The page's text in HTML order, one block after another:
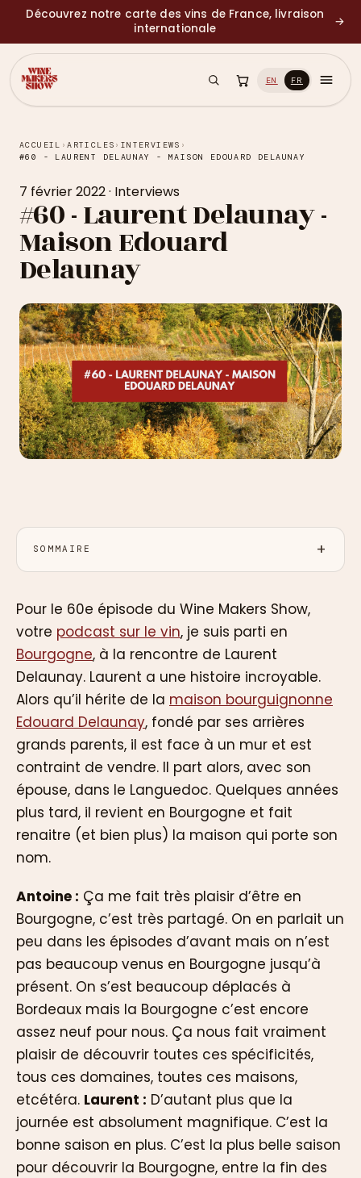
Découvrez notre carte des vins de France, livraison
internationale
→
EN FR
ACCUEIL ›ARTICLES › INTERVIEWS ›
#60 - LAURENT DELAUNAY - MAISON EDOUARD DELAUNAY
7 février 2022· Interviews
#60 - Laurent Delaunay -
Maison Edouard
Delaunay
SOMMAIRE
Pour le 60e épisode du Wine Makers Show,
votre podcast sur le vin, je suis parti en
Bourgogne, à la rencontre de Laurent
Delaunay. Laurent a une histoire incroyable.
Alors qu’il hérite de la maison bourguignonne
Edouard Delaunay, fondé par ses arrières
grands parents, il est face à un mur et est
contraint de vendre. Il part alors, avec son
épouse, dans le Languedoc. Quelques années
plus tard, il revient en Bourgogne et fait
renaitre (et bien plus) la maison qui porte son
nom.
Antoine : Ça me fait très plaisir d’être en
Bourgogne, c’est très partagé. On en parlait un
peu dans les épisodes d’avant mais on n’est
pas beaucoup venus en Bourgogne jusqu’à
présent. On s’est beaucoup déplacés à
Bordeaux mais la Bourgogne c’est encore
assez neuf pour nous. Ça nous fait vraiment
plaisir de découvrir toutes ces spécificités,
tous ces domaines, toutes ces maisons,
etcétéra. Laurent : D’autant plus que la
journée est absolument magnifique. C’est la
bonne saison en plus. C’est la plus belle saison
pour découvrir la Bourgogne, entre la fin des